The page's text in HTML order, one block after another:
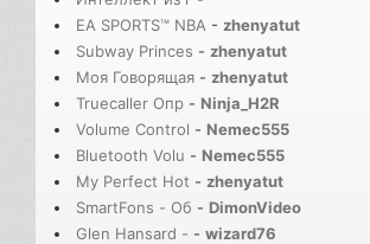
EA SPORTS™ NBA - zhenyatut
Subway Princes - zhenyatut
Моя Говорящая - zhenyatut
Truecaller Опр - Ninja_H2R
Volume Control - Nemec555
Bluetooth Volu - Nemec555
My Perfect Hot - zhenyatut
SmartFons - Об - DimonVideo
Glen Hansard - - wizard76